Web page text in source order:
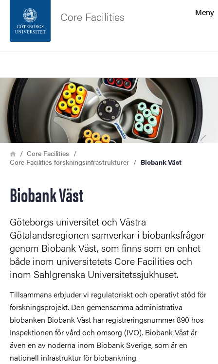
Sidfoten
Om webbplatsen
Meny
Core Facilities
Bild
Länkstig
HemCore Facilities
Core Facilities forskningsinfrastrukturer
Biobank Väst
Biobank Väst
Göteborgs universitet och Västra
Götalandsregionen samverkar i biobanksfrågor
genom Biobank Väst, som finns som en enhet
både inom universitetets Core Facilities och
inom Sahlgrenska Universitetssjukhuset.
Tillsammans erbjuder vi regulatoriskt och operativt stöd för
forskningsprojekt. Den gemensamma administrativa
biobanken Biobank Väst har registreringsnummer 890 hos
Inspektionen för vård och omsorg (IVO). Biobank Väst är
även en av noderna inom Biobank Sverige, som är en
nationell infrastruktur för biobankning.